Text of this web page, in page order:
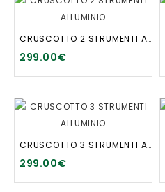
CRUSCOTTO 2 STRUMENTI ALLUMINIO
299.00€
CRUSCOTTO 3 STRUMENTI ALLUMINIO
299.00€